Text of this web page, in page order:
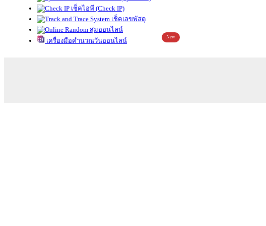
เช็คไอพี (Check IP)
เช็คเลขพัสดุ
สุ่มออนไลน์
เครื่องมือคำนวณวันออนไลน์
New